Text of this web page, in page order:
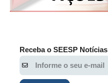
CADASTRO
ASSOCIE-SE
Receba o SEESP Notícias